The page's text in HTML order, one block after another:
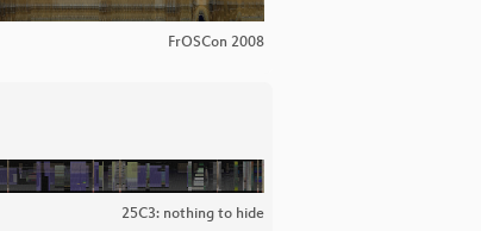
FrOSCon 2008
25C3: nothing to hide